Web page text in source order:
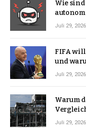
Wie sind
Juli 29, 2026
FIFA
und
Juli 29, 2026
Warum
Japan
Juli 29, 2026